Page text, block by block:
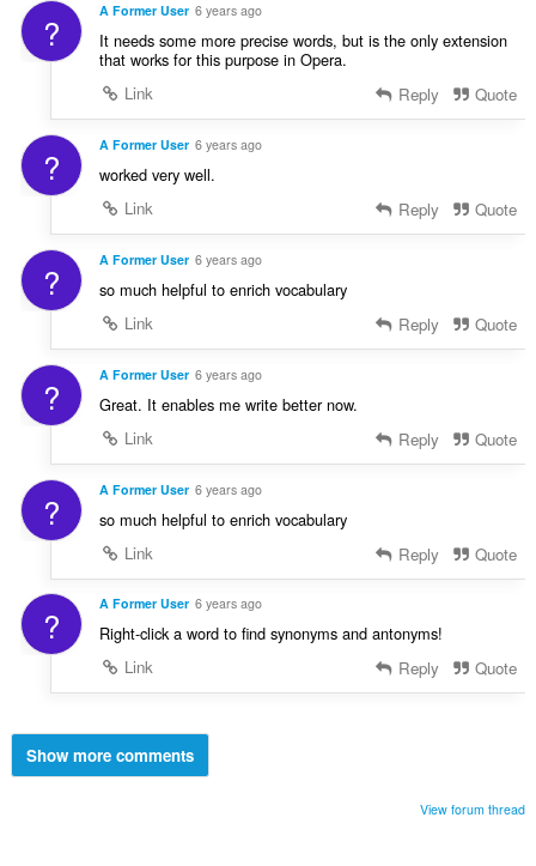
? A Former User 6 years ago
It needs some more precise words, but is the only extension
that works for this purpose in Opera.
Link
Reply Quote
? A Former User 6 years ago
worked very well.
Link
Reply Quote
? A Former User 6 years ago
so much helpful to enrich vocabulary
Link
Reply Quote
? A Former User 6 years ago
Great. It enables me write better now.
Link
Reply Quote
? A Former User 6 years ago
so much helpful to enrich vocabulary
Link
Reply Quote
? A Former User 6 years ago
Right-click a word to find synonyms and antonyms!
Link
Reply Quote
Show more comments
View forum thread